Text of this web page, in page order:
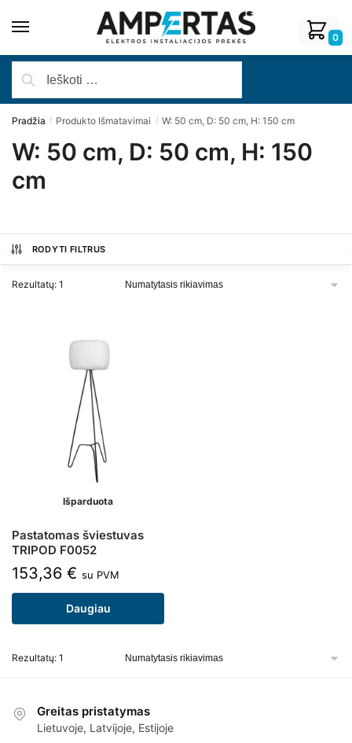
0
Pradžia / Produkto Išmatavimai / W: 50 cm, D: 50 cm, H: 150 cm
W: 50 cm, D: 50 cm, H: 150
cm
RODYTI FILTRUS
Rezultatų: 1
Išparduota
Pastatomas šviestuvas
TRIPOD F0052
153,36 € su PVM
Daugiau
Rezultatų: 1
Greitas pristatymas
Lietuvoje, Latvijoje, Estijoje